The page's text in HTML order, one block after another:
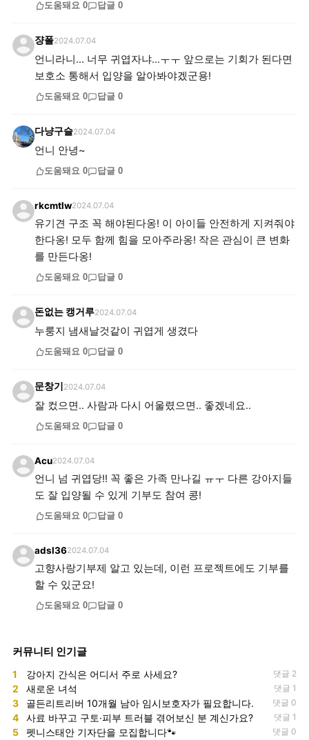
도움돼요 0 답글 0
쟝폴2024.07.04
언니라니... 너무 귀엽자냐...ㅜㅜ 앞으로는 기회가 된다면
보호소 통해서 입양을 알아봐야겠군용!
도움돼요 0 답글 0
다냥구슬2024.07.04
언니 안녕~
도움돼요 0 답글 0
rkcmtlw2024.07.04
유기견 구조 꼭 해야된다옹! 이 아이들 안전하게 지켜줘야
한다옹! 모두 함께 힘을 모아주라옹! 작은 관심이 큰 변화
를 만든다옹!
도움돼요 0 답글 0
돈없는 캥거루2024.07.04
누룽지 냄새날것같이 귀엽게 생겼다
도움돼요 0 답글 0
문창기 2024.07.04
잘 컸으면.. 사람과 다시 어울렸으면.. 좋겠네요..
도움돼요 0 답글 0
Acu2024.07.04
언니 넘 귀엽당!! 꼭 좋은 가족 만나길 ㅠㅜ 다른 강아지들
도 잘 입양될 수 있게 기부도 참여 콩!
도움돼요 0 답글 0
adsl362024.07.04
고향사랑기부제 알고 있는데, 이런 프로젝트에도 기부를
할 수 있군요!
도움돼요 0 답글 0
커뮤니티 인기글
1 강아지 간식은 어디서 주로 사세요? 댓글 2
2 새로운 녀석 댓글 1
3 골든리트리버 10개월 남아 임시보호자가 필요합니다. 댓글 0
4 사료 바꾸고 구토·피부 트러블 겪어보신 분 계신가요? 댓글 1
5 펫니스태안 기자단을 모집합니다🐾 댓글 0